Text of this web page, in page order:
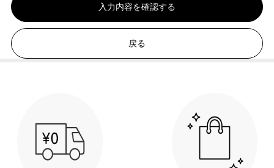
入力内容を確認する
戻る